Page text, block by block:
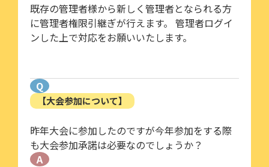
既存の管理者様から新しく管理者となられる方
に管理者権限引継ぎが行えます。 管理者ログイ
ンした上で対応をお願いいたします。
Q
【大会参加について】
昨年大会に参加したのですが今年参加をする際
も大会参加承諾は必要なのでしょうか？
A